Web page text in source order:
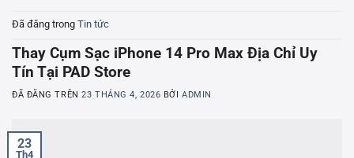
Đã đăng trong Tin tức
Thay Cụm Sạc iPhone 14 Pro Max Địa Chỉ Uy
Tín Tại PAD Store
ĐÃ ĐĂNG TRÊN23 THÁNG 4, 2026 BỞIADMIN
23
Th4